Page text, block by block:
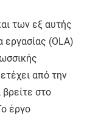
των εξ αυτής
εργασίας (OLA)
από την
στο
έργο